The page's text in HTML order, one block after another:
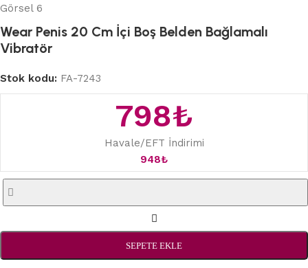
Wear Penis 20 Cm İçi Boş Belden Bağlamalı
Vibratör
Stok kodu: FA-7243
798₺
Havale/EFT İndirimi
948₺
SEPETE EKLE